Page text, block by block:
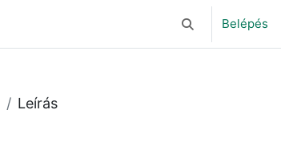
KeresésiBelépés
Leírás